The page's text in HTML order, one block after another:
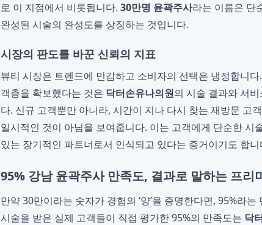
로 이 지점에서 비롯됩니다. 30만명 윤곽주사라는 이름은 단
완성된 시술의 완성도를 상징하는 것입니다.
시장의 판도를 바꾼 신뢰의 지표
뷰티 시장은 트렌드에 민감하고 소비자의 선택은 냉정합니
객층을 확보했다는 것은 닥터손유나의원의 시술 결과와 서
다. 신규 고객뿐만 아니라, 시간이 지나 다시 찾는 재방문 고
일시적인 것이 아님을 보여줍니다. 이는 고객에게 단순한 시
있는 장기적인 파트너로서 인식되고 있다는 증거이기도 합니
95% 강남 윤곽주사 만족도, 결과로 말하는 프리
만약 30만이라는 숫자가 경험의 ‘양’을 증명한다면, 95%라
시술을 받은 실제 고객들이 직접 평가한 95%의 만족도는 닥